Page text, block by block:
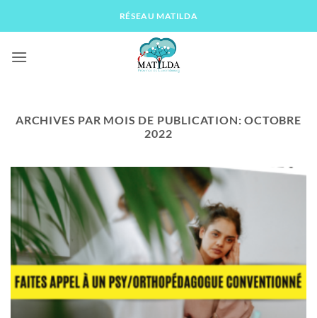
RÉSEAU MATILDA
ARCHIVES PAR MOIS DE PUBLICATION:OCTOBRE
2022